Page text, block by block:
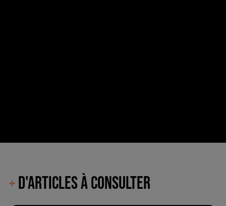
+D'ARTICLES À CONSULTER